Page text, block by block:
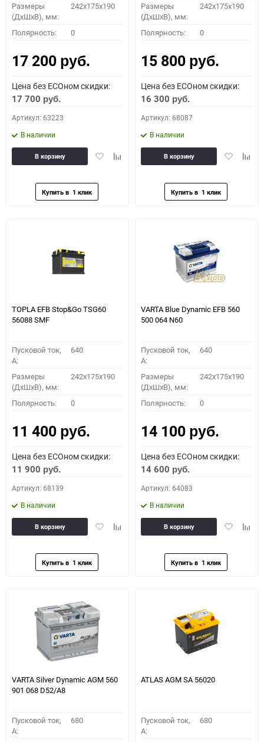
Размеры
(ДхШхВ), мм:
242x175x190
Полярность: 0
17 200 руб.
Цена без ECOном скидки:
17 700 руб.
Артикул: 63223
В наличии
ДобавитьДобавить
В корзину
Размеры
(ДхШхВ), мм:
242x175x190
Полярность: 0
15 800 руб.
Цена без ECOном скидки:
16 300 руб.
Артикул: 68087
В наличии
Добавить
В корзину
TOPLA EFB Stop&Go TSG60
56088 SMF
Пусковой ток,
A:
640
Размеры
(ДхШхВ), мм:
242x175x190
Полярность: 0
11 400 руб.
Цена без ECOном скидки:
11 900 руб.
Артикул: 68139
В наличии
ДобавитьДобавить
В корзину
VARTA Blue Dynamic EFB 560
500 064 N60
Пусковой ток,
A:
640
Размеры
(ДхШхВ), мм:
242x175x190
Полярность: 0
14 100 руб.
Цена без ECOном скидки:
14 600 руб.
Артикул: 64083
В наличии
Добавить
В корзину
VARTA Silver Dynamic AGM 560
901 068 D52/A8
Пусковой ток,
A:
680
ATLAS AGM SA 56020
Пусковой ток,
A:
680